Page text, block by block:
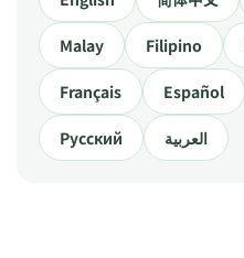
Malay Filipino
Français Español
Русский العربية